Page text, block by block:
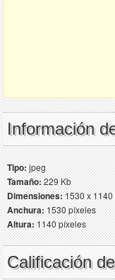
Información
Tipo:jpeg
Tamaño:229 Kb
Dimensiones:1530 x 1140
Anchura:1530 píxeles
Altura:1140 píxeles
Calificación